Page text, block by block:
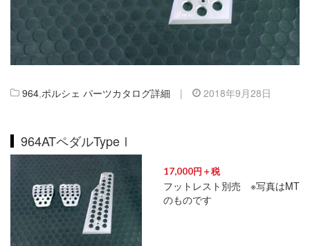
964,ポルシェ パーツカタログ詳細 | 2018年9月28日
964ATペダルTypeⅠ
17,000円＋税
フットレスト別売 ※写真はMT
のものです